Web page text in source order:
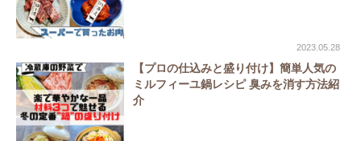
2023.05.28
【プロの仕込みと盛り付け】簡単人気の
ミルフィーユ鍋レシピ 臭みを消す方法紹
介